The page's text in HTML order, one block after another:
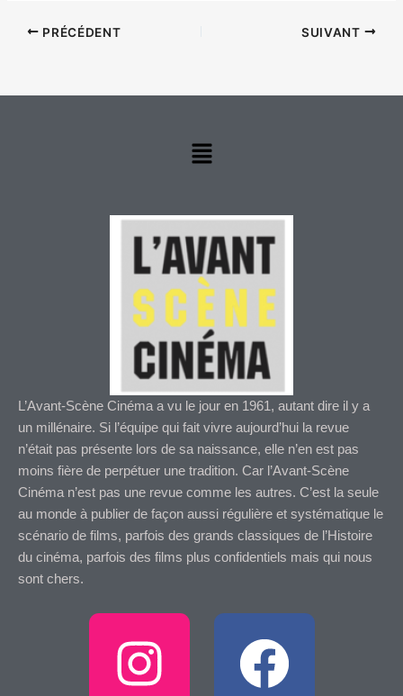
PRÉCÉDENT SUIVANT
Menu
L’Avant-Scène Cinéma a vu le jour en 1961, autant dire il y a
un millénaire. Si l’équipe qui fait vivre aujourd’hui la revue
n’était pas présente lors de sa naissance, elle n’en est pas
moins fière de perpétuer une tradition. Car l’Avant-Scène
Cinéma n’est pas une revue comme les autres. C’est la seule
au monde à publier de façon aussi régulière et systématique le
scénario de films, parfois des grands classiques de l’Histoire
du cinéma, parfois des films plus confidentiels mais qui nous
sont chers.
I
F